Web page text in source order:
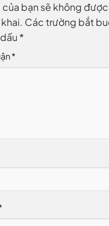
của bạn sẽ không
Các trường bắt
*
*